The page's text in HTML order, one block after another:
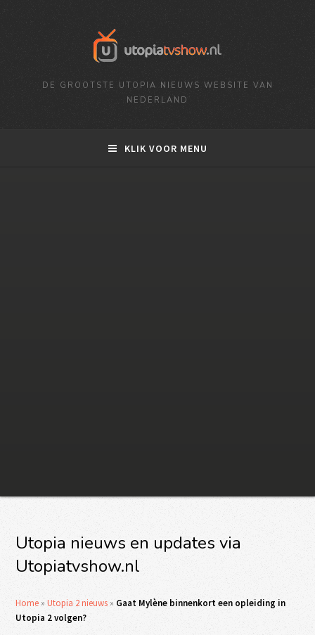
DE GROOTSTE UTOPIA NIEUWS WEBSITE VAN
NEDERLAND
KLIK VOOR MENU
Utopia nieuws en updates via
Utopiatvshow.nl
Home »Utopia 2 nieuws » Gaat Mylène binnenkort een opleiding in
Utopia 2 volgen?